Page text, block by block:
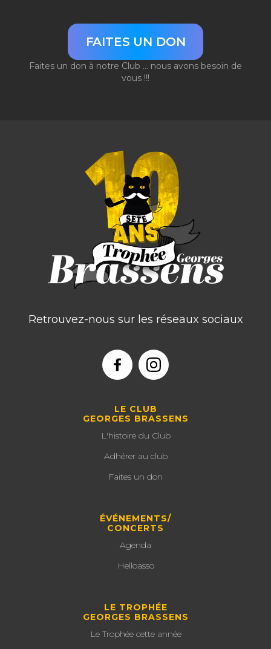
FAITES UN DON
Faites un don à notre Club ... nous avons besoin de
vous !!!
Retrouvez-nous sur les réseaux sociaux
LE CLUB
GEORGES BRASSENS
L'histoire du Club
Adhérer au club
Faites un don
ÉVÉNEMENTS/
CONCERTS
Agenda
Helloasso
LE TROPHÉE
GEORGES BRASSENS
Le Trophée cette année